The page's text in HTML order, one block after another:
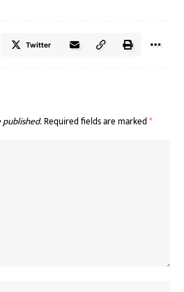
Twitter
Required fields are marked*